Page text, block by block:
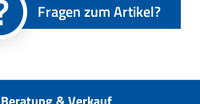
Fragen zum Artikel?